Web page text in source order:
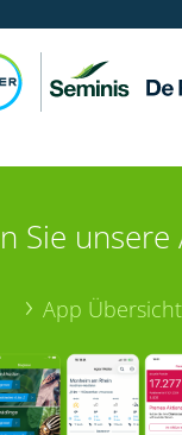
Sie
App Übersicht